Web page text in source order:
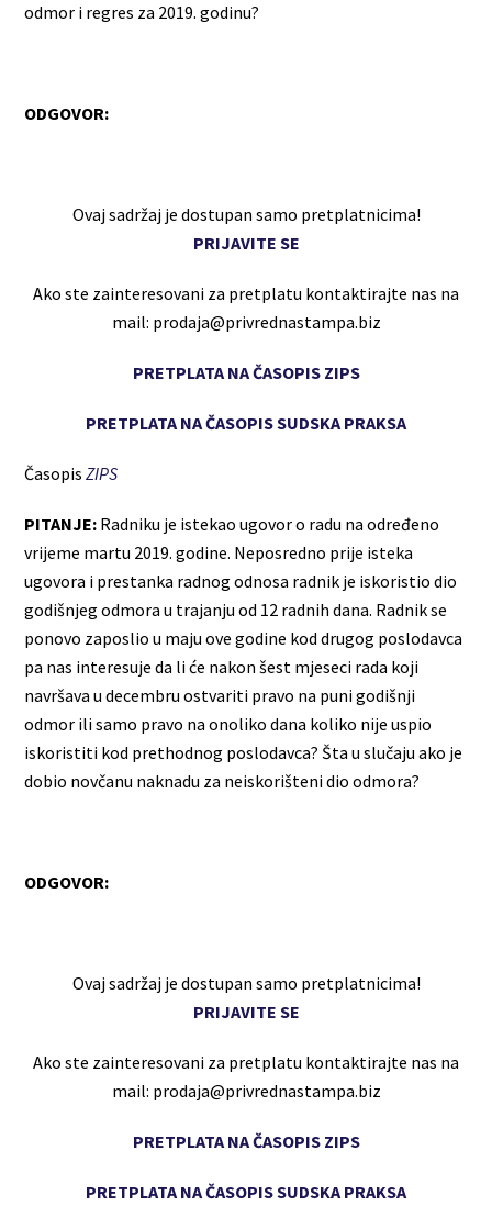
odmor i regres za 2019. godinu?
ODGOVOR:
Ovaj sadržaj je dostupan samo pretplatnicima!
PRIJAVITE SE
Ako ste zainteresovani za pretplatu kontaktirajte nas na
mail: prodaja@privrednastampa.biz
PRETPLATA NA ČASOPIS ZIPS
PRETPLATA NA ČASOPIS SUDSKA PRAKSA
ČasopisZIPS
PITANJE: Radniku je istekao ugovor o radu na određeno
vrijeme martu 2019. godine. Neposredno prije isteka
ugovora i prestanka radnog odnosa radnik je iskoristio dio
godišnjeg odmora u trajanju od 12 radnih dana. Radnik se
ponovo zaposlio u maju ove godine kod drugog poslodavca
pa nas interesuje da li će nakon šest mjeseci rada koji
navršava u decembru ostvariti pravo na puni godišnji
odmor ili samo pravo na onoliko dana koliko nije uspio
iskoristiti kod prethodnog poslodavca? Šta u slučaju ako je
dobio novčanu naknadu za neiskorišteni dio odmora?
ODGOVOR:
Ovaj sadržaj je dostupan samo pretplatnicima!
PRIJAVITE SE
Ako ste zainteresovani za pretplatu kontaktirajte nas na
mail: prodaja@privrednastampa.biz
PRETPLATA NA ČASOPIS ZIPS
PRETPLATA NA ČASOPIS SUDSKA PRAKSA